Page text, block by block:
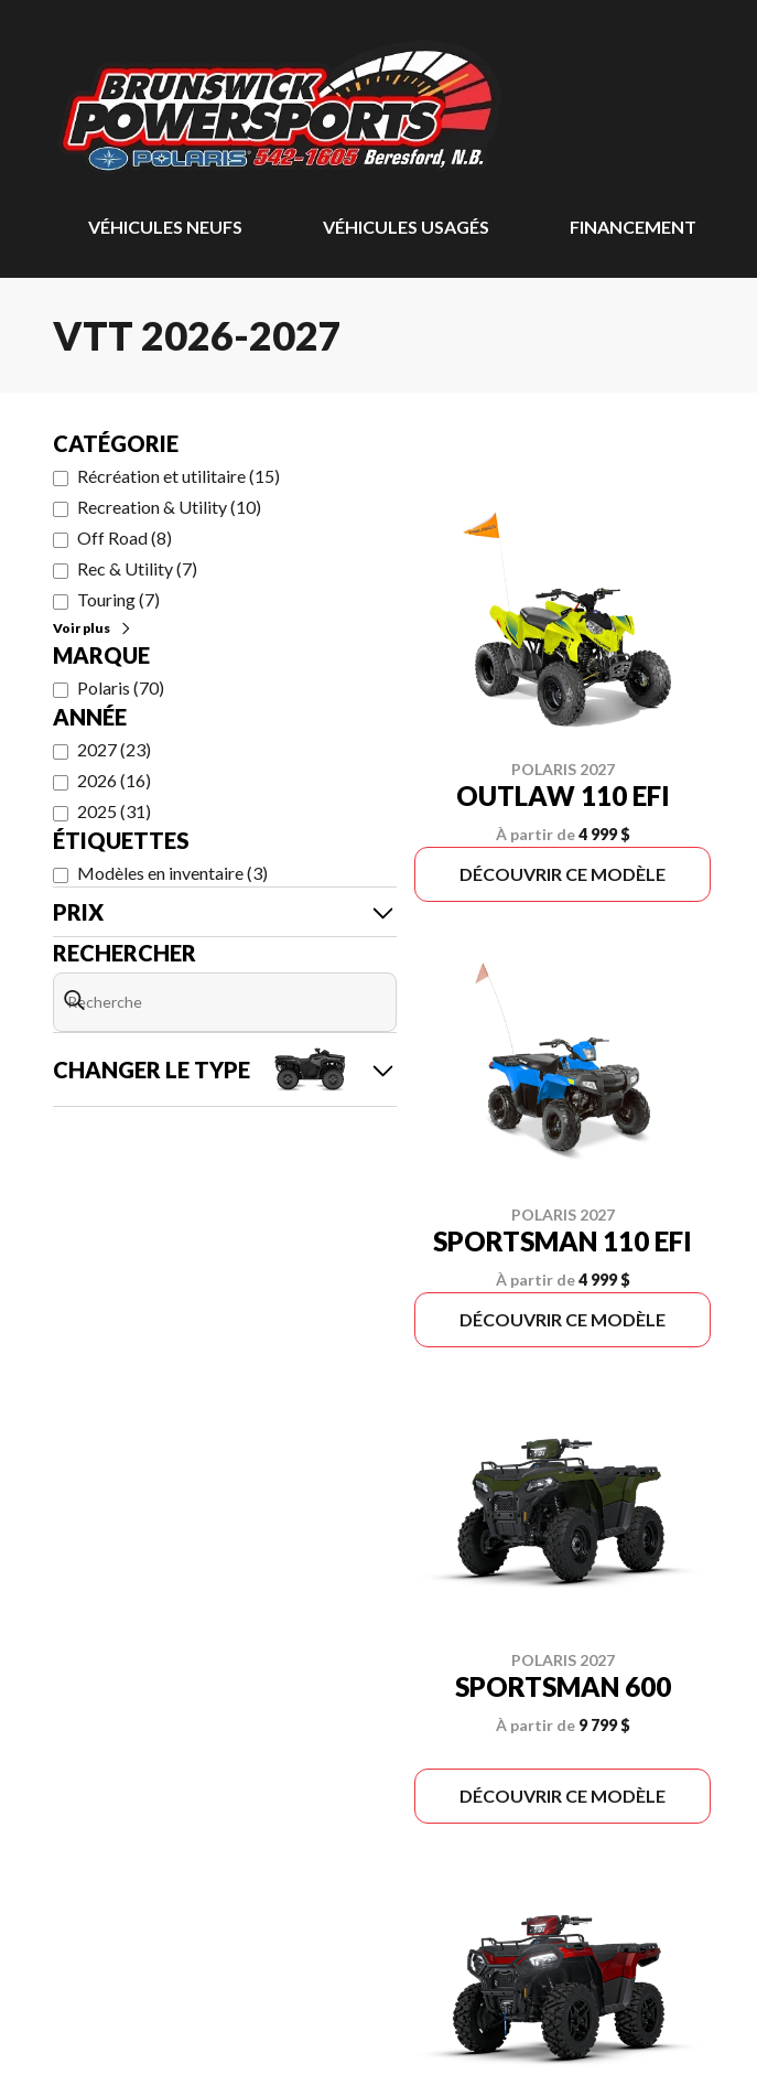
VÉHICULES NEUFS VÉHICULES USAGÉS FINANCEMENT
VTT 2026-2027
CATÉGORIE
Récréation et utilitaire(15)
Recreation & Utility(10)
Off Road(8)
Rec & Utility(7)
Touring(7)
Voir plus
MARQUE
Polaris (70)
ANNÉE
2027(23)
2026(16)
2025(31)
ÉTIQUETTES
Modèles en inventaire(3)
PRIX
RECHERCHER
CHANGER LE TYPE
POLARIS 2027
OUTLAW 110 EFI
À partir de4 999 $
DÉCOUVRIR CE MODÈLE
POLARIS 2027
SPORTSMAN 110 EFI
À partir de4 999 $
DÉCOUVRIR CE MODÈLE
POLARIS 2027
SPORTSMAN 600
À partir de 9 799 $
DÉCOUVRIR CE MODÈLE